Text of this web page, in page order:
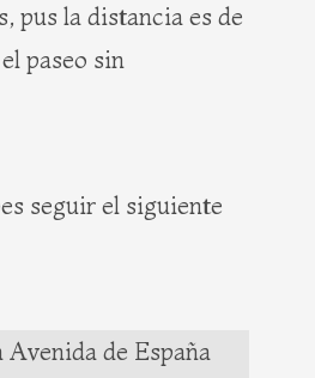
pus la distancia es de
paseo sin
seguir el siguiente
Avenida de España